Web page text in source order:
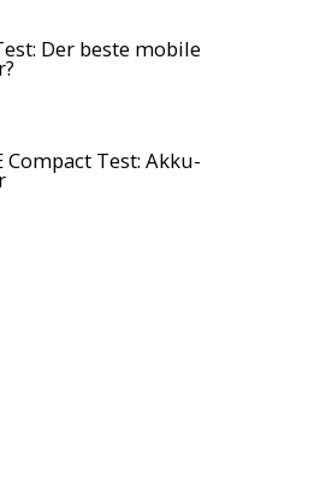
Der beste mobile
Compact Test: Akku-